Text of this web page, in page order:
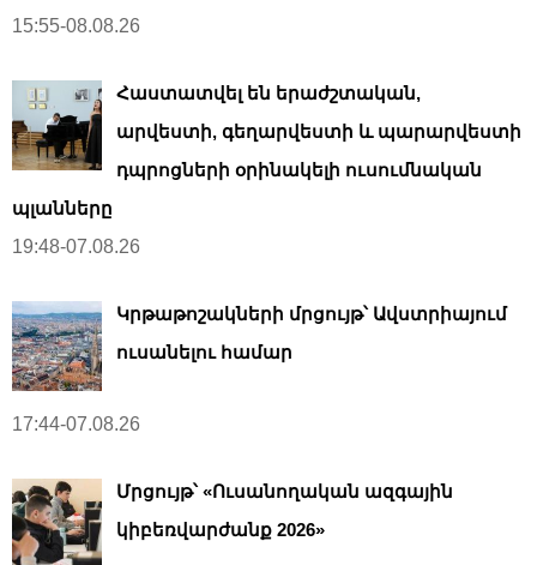
15:55-08.08.26
Հաստատվել են երաժշտական,
արվեստի, գեղարվեստի և պարարվեստի
դպրոցների օրինակելի ուսումնական
պլանները
19:48-07.08.26
Կրթաթոշակների մրցույթ՝ Ավստրիայում
ուսանելու համար
17:44-07.08.26
Մրցույթ՝ «Ուսանողական ազգային
կիբեռվարժանք 2026»